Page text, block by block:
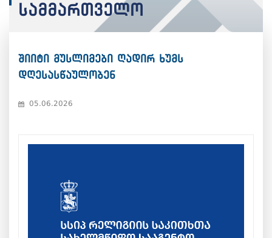
სამმართველო
შიიტი მუსლიმები ღადირ ხუმს
დღესასწაულობენ
05.06.2026